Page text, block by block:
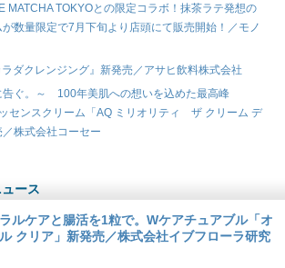
MATCHA TOKYOとの限定コラボ！抹茶ラテ発想の
数量限定で7月下旬より店頭にて販売開始！／モノ
ラダクレンジング』新発売／アサヒ飲料株式会社
告ぐ。～ 100年美肌への想いを込めた最高峰
センスクリーム「AQ ミリオリティ ザ クリーム デ
株式会社コーセー
ース
ルケアと腸活を1粒で。Wケアチュアブル「オ
クリア」新発売／株式会社イブフローラ研究